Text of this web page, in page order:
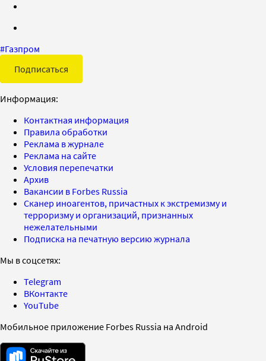
#Газпром
Подписаться
Информация:
Контактная информация
Правила обработки
Реклама в журнале
Реклама на сайте
Условия перепечатки
Архив
Вакансии в Forbes Russia
Сканер иноагентов, причастных к экстремизму и
терроризму и организаций, признанных
нежелательными
Подписка на печатную версию журнала
Мы в соцсетях:
Telegram
ВКонтакте
YouTube
Мобильное приложение Forbes Russia на Android